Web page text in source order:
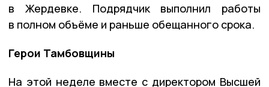
в Жердевке. Подрядчик выполнил работы
в полном объёме и раньше обещанного срока.
Герои Тамбовщины
На этой неделе вместе с директором Высшей